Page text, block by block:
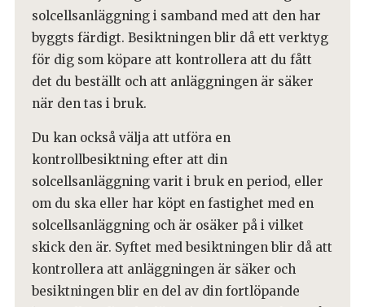
solcellsanläggning i samband med att den har
byggts färdigt. Besiktningen blir då ett verktyg
för dig som köpare att kontrollera att du fått
det du beställt och att anläggningen är säker
när den tas i bruk.
Du kan också välja att utföra en
kontrollbesiktning efter att din
solcellsanläggning varit i bruk en period, eller
om du ska eller har köpt en fastighet med en
solcellsanläggning och är osäker på i vilket
skick den är. Syftet med besiktningen blir då att
kontrollera att anläggningen är säker och
besiktningen blir en del av din fortlöpande